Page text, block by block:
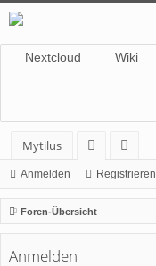
Nextcloud Wiki
Mytilus
or
en
itg
lie
de
Anmelden Registrieren
Foren-Übersicht
Anmelden